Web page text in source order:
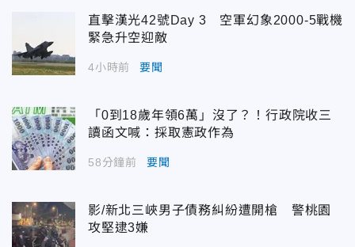
直擊漢光42號Day 3 空軍幻象2000-5戰機
緊急升空迎敵
4小時前 要聞
「0到18歲年領6萬」沒了？！行政院收三
讀函文喊：採取憲政作為
58分鐘前 要聞
影/新北三峽男子債務糾紛遭開槍 警桃園
攻堅逮3嫌